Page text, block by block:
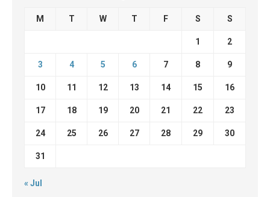
M T W T F S S
1 2
3 4 5 6 7 8 9
10 11 12 13 14 15 16
17 18 19 20 21 22 23
24 25 26 27 28 29 30
31
« Jul